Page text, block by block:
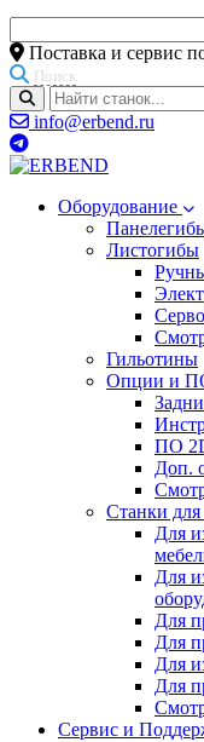
Поставка и сервис
Поиск
info@erbend.ru
Оборудование
Листогибы
Гильотины
Опции и
ПО
Доп.
Станки для
Для
Для
Для
Для
Для
Для
Сервис и